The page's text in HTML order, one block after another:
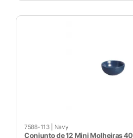
7588-113 Navy
Conjunto de 12 Mini Molheiras